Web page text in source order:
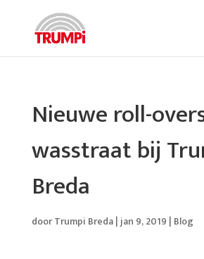
Nieuwe roll-
wasstraat bij
Breda
doorTrumpi Breda|jan 9, 2019 | Blog